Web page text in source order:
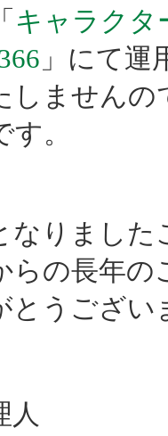
キャラクタ
」にて
しません
。
なりまし
らの長年
とうござい
人